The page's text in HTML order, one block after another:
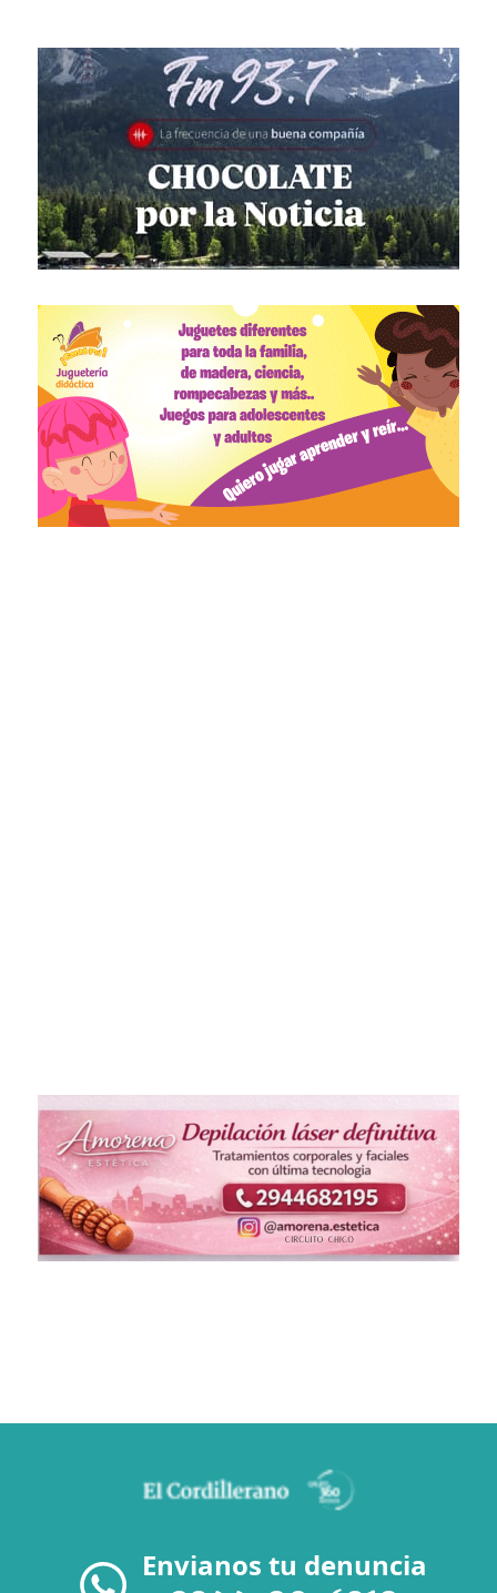
Envianos tu denuncia